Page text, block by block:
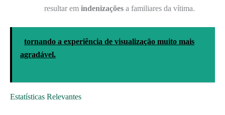
resultar em indenizações a familiares da vítima.
tornando a experiência de visualização muito mais
agradável.
Estatísticas Relevantes